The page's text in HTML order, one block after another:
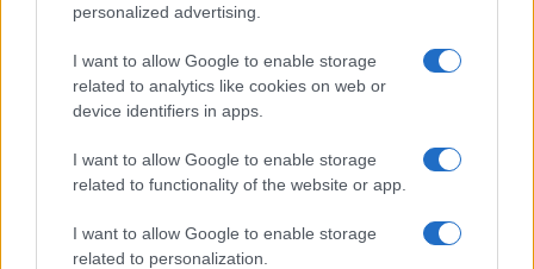
personalized advertising.
I want to allow Google to enable storage
related to analytics like cookies on web or
device identifiers in apps.
I want to allow Google to enable storage
related to functionality of the website or app.
I want to allow Google to enable storage
related to personalization.
Προηγούμενο άρθρο
Toyota bZ4X Touring:
ευέλικτο ηλεκτρικό SUV
Επόμενο άρθρο
Η FREENOW στο φετινό The
Comic Con